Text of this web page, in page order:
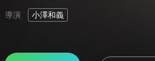
導演 小澤和義